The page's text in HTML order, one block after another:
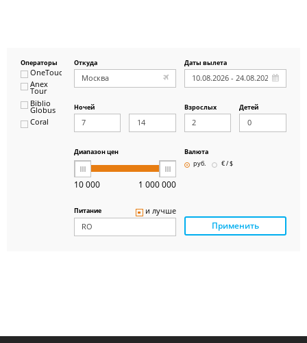
Операторы
OneTouch&Travel
Anex
Tour
Biblio
Globus
Coral
Откуда Даты вылета
Ночей Взрослых Детей
Диапазон цен
10 000 1 000 000
Валюта
руб.
€ / $
Питание и лучше
Применить